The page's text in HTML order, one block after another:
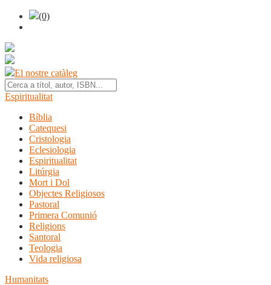
(0)
El nostre catàleg
Espiritualitat
Bíblia
Catequesi
Cristologia
Eclesiologia
Espiritualitat
Litúrgia
Mort i Dol
Objectes Religiosos
Pastoral
Primera Comunió
Religions
Santoral
Teologia
Vida religiosa
Humanitats